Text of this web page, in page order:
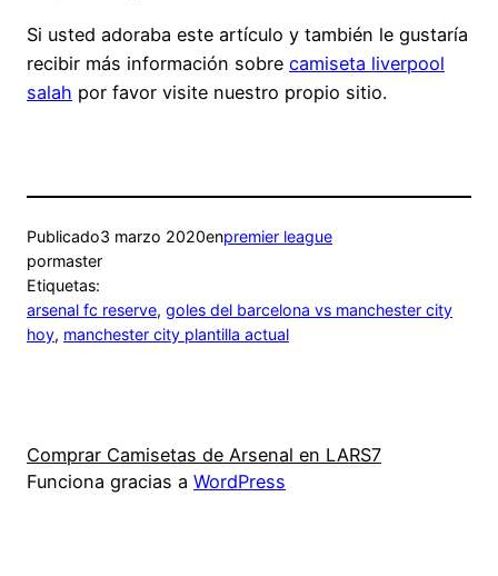
Si usted adoraba este artículo y también le gustaría
recibir más información sobre camiseta liverpool
salah por favor visite nuestro propio sitio.
Publicado3 marzo 2020enpremier league
pormaster
Etiquetas:
arsenal fc reserve, goles del barcelona vs manchester city
hoy, manchester city plantilla actual
Comprar Camisetas de Arsenal en LARS7
Funciona gracias a WordPress